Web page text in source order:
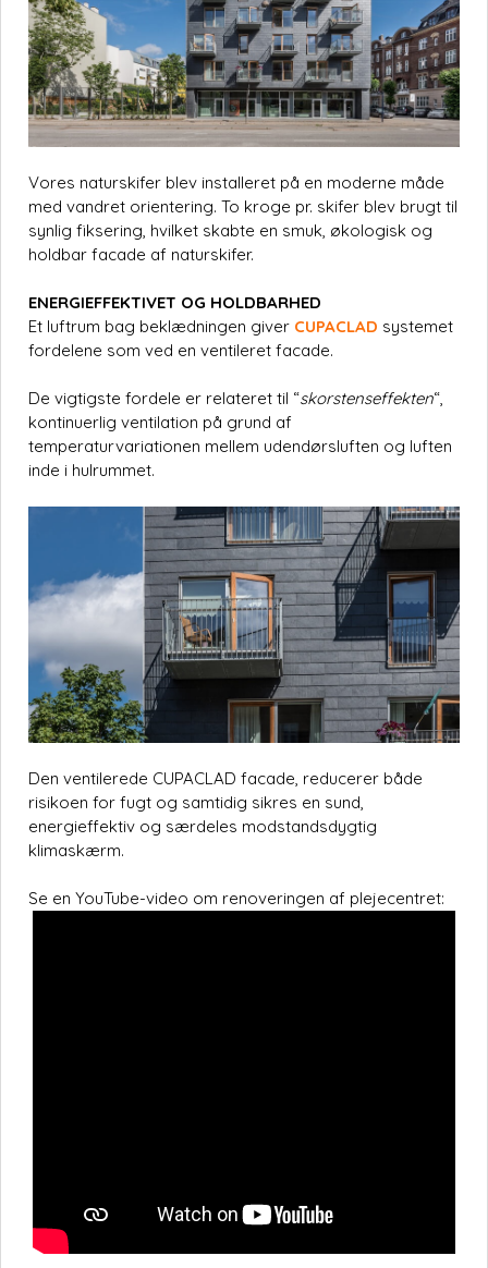
Vores naturskifer blev installeret på en moderne måde
med vandret orientering. To kroge pr. skifer blev brugt til
synlig fiksering, hvilket skabte en smuk, økologisk og
holdbar facade af naturskifer.
ENERGIEFFEKTIVET OG HOLDBARHED
Et luftrum bag beklædningen giver CUPACLAD systemet
fordelene som ved en ventileret facade.
De vigtigste fordele er relateret til “skorstenseffekten“,
kontinuerlig ventilation på grund af
temperaturvariationen mellem udendørsluften og luften
inde i hulrummet.
Den ventilerede CUPACLAD facade, reducerer både
risikoen for fugt og samtidig sikres en sund,
energieffektiv og særdeles modstandsdygtig
klimaskærm.
Se en YouTube-video om renoveringen af plejecentret: